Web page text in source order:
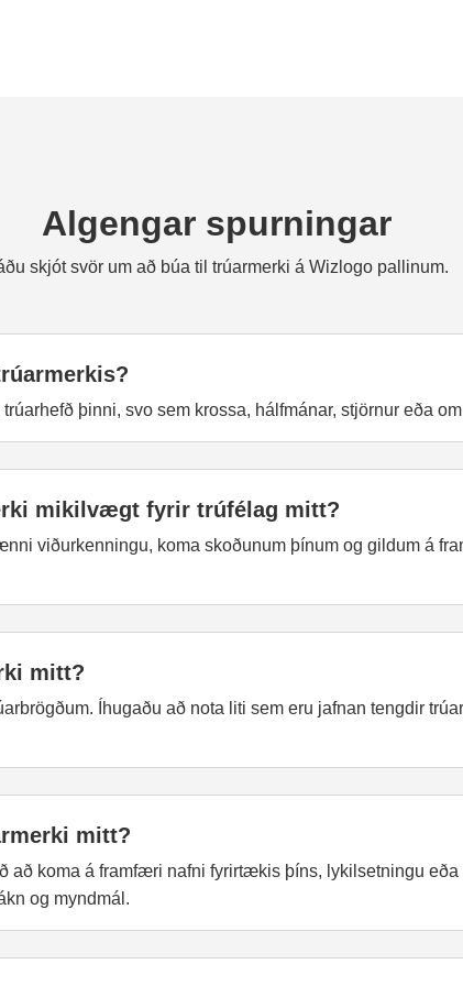
Algengar spurningar
skjót svör um að búa til trúarmerki á Wizlogo pallinum.
þinni, svo sem krossa, hálfmánar, stjörnur eða
mikilvægt fyrir trúfélag mitt?
viðurkenningu, koma skoðunum þínum og gildum á
mitt?
Íhugaðu að nota liti sem eru jafnan tengdir
mitt?
að koma á framfæri nafni fyrirtækis þíns, lykilsetningu
og myndmál.